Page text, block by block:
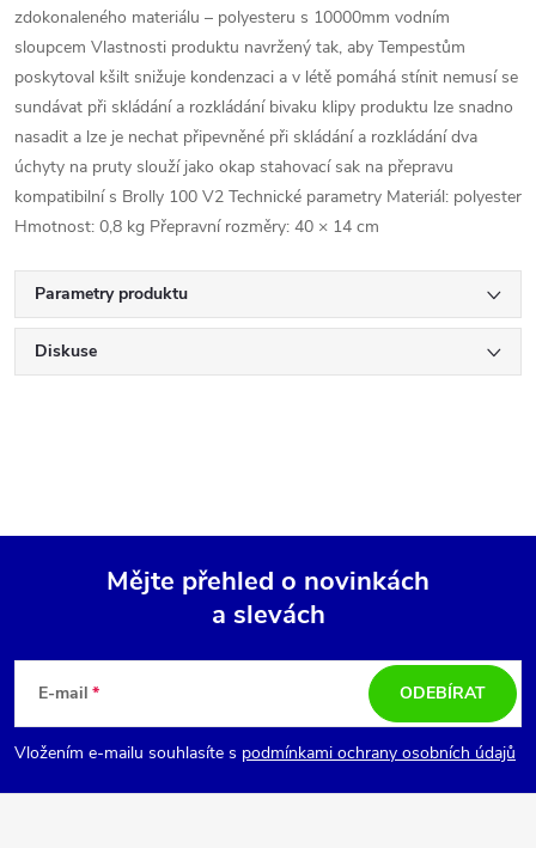
zdokonaleného materiálu – polyesteru s 10000mm vodním
sloupcem Vlastnosti produktu navržený tak, aby Tempestům
poskytoval kšilt snižuje kondenzaci a v létě pomáhá stínit nemusí se
sundávat při skládání a rozkládání bivaku klipy produktu lze snadno
nasadit a lze je nechat připevněné při skládání a rozkládání dva
úchyty na pruty slouží jako okap stahovací sak na přepravu
kompatibilní s Brolly 100 V2 Technické parametry Materiál: polyester
Hmotnost: 0,8 kg Přepravní rozměry: 40 × 14 cm
Parametry produktu
Diskuse
p
a
Mějte přehled o novinkách
a slevách
E-mail
Vložením e-mailu souhlasíte s podmínkami ochrany osobních údajů
ODEBÍRAT